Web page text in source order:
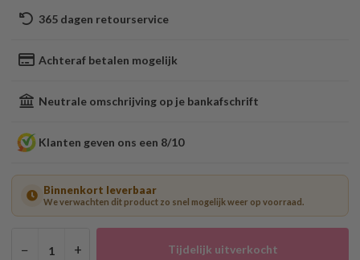
365 dagen retourservice
Achteraf betalen mogelijk
Neutrale omschrijving op je bankafschrift
Klanten geven ons een 8/10
Binnenkort leverbaar
We verwachten dit product zo snel mogelijk weer op voorraad.
− + Tijdelijk uitverkocht